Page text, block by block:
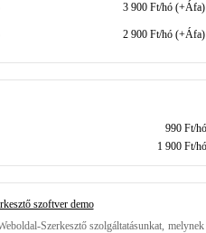
3 900 Ft/hó (+Áfa)
2 900 Ft/hó (+Áfa)
990 Ft/
1 900 Ft/
szoftver demo
Szerkesztő szolgáltatásunkat,